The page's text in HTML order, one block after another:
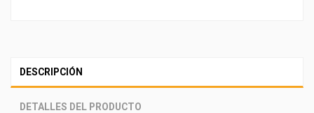
DESCRIPCIÓN
DETALLES DEL PRODUCTO